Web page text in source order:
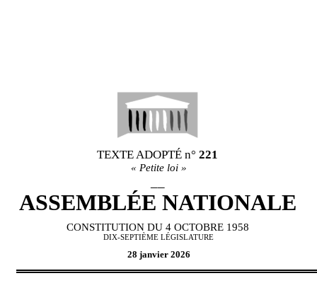
TEXTE ADOPTÉn° 221
« Petite loi »
ASSEMBLÉE NATIONALE
CONSTITUTION DU 4 OCTOBRE 1958
DIX-SEPTIÈME LÉGISLATURE
28 janvier 2026